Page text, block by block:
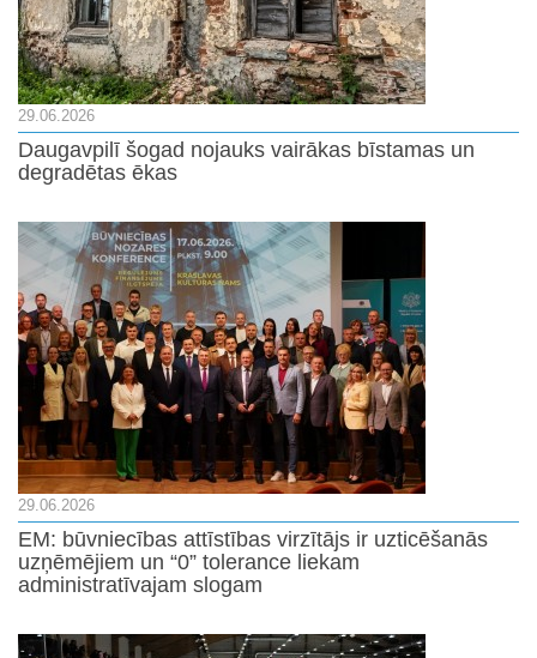
29.06.2026
Daugavpilī šogad nojauks vairākas bīstamas un
degradētas ēkas
29.06.2026
EM: būvniecības attīstības virzītājs ir uzticēšanās
uzņēmējiem un “0” tolerance liekam
administratīvajam slogam